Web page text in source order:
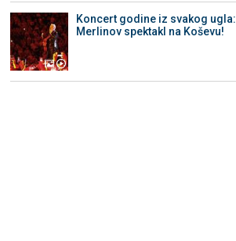
Koncert godine iz svakog ugla:
Merlinov spektakl na Koševu!